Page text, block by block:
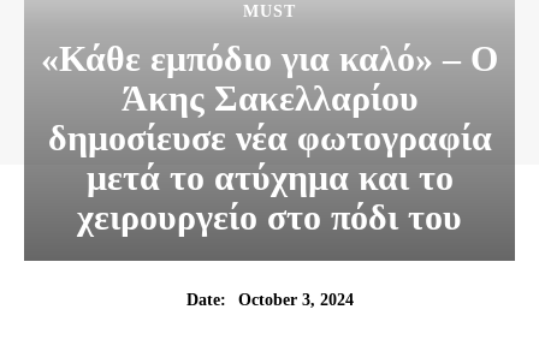
MUST
«Κάθε εμπόδιο για καλό» – Ο
Άκης Σακελλαρίου
δημοσίευσε νέα φωτογραφία
μετά το ατύχημα και το
χειρουργείο στο πόδι του
Date: October 3, 2024